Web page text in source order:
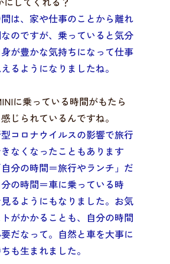
は、家や仕事のことから離れ
なのですが、乗っていると気分
が豊かな気持ちになって仕事
るようになりましたね。
に乗っている時間がもたら
じられているんですね。
コロナウイルスの影響で旅行
なくなったこともあります
分の時間＝旅行やランチ」だ
分の時間＝車に乗っている時
るようにもなりました。 お気
がかかることも、自分の時間
だなって。自然と車を大事に
も生まれました。